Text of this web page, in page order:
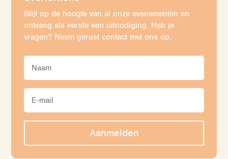
Blijf op de hoogte van al onze evenementen en
ontvang als eerste een uitnodiging. Heb je
vragen? Neem gerust contact met ons op.
Aanmelden